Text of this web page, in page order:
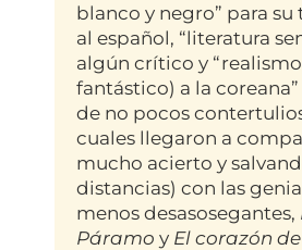
blanco y negro” para
al español, “literatura
algún crítico y
fantástico) a la
de no pocos
cuales llegaron a
mucho acierto y
distancias) con las
menos desasosegantes,
Páramo y El corazón